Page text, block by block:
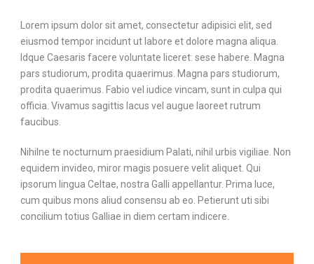
Lorem ipsum dolor sit amet, consectetur adipisici elit, sed
eiusmod tempor incidunt ut labore et dolore magna aliqua.
Idque Caesaris facere voluntate liceret: sese habere. Magna
pars studiorum, prodita quaerimus. Magna pars studiorum,
prodita quaerimus. Fabio vel iudice vincam, sunt in culpa qui
officia. Vivamus sagittis lacus vel augue laoreet rutrum
faucibus.
Nihilne te nocturnum praesidium Palati, nihil urbis vigiliae. Non
equidem invideo, miror magis posuere velit aliquet. Qui
ipsorum lingua Celtae, nostra Galli appellantur. Prima luce,
cum quibus mons aliud consensu ab eo. Petierunt uti sibi
concilium totius Galliae in diem certam indicere.